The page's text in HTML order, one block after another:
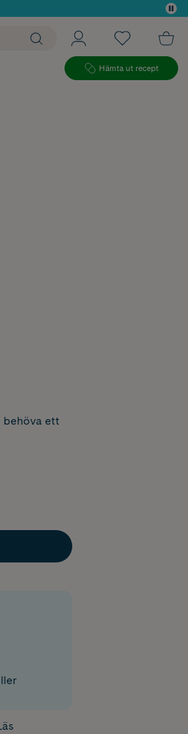
Hämta ut recept
behöva ett